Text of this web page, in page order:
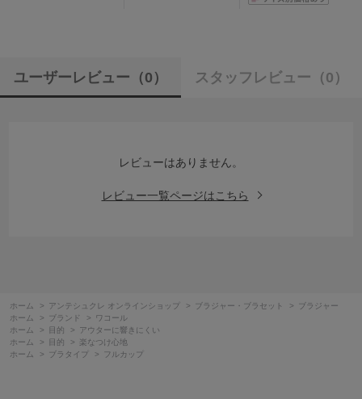
ユーザーレビュー （0） スタッフレビュー （0）
レビューはありません。
レビュー一覧ページはこちら
ホーム > アンテシュクレ オンラインショップ > ブラジャー・ブラセット >
ブラジャー
ホーム
> ブランド >
ワコール
ホーム
> 目的 >
アウターに響きにくい
ホーム
> 目的 >
楽なつけ心地
ホーム
> ブラタイプ > フルカップ